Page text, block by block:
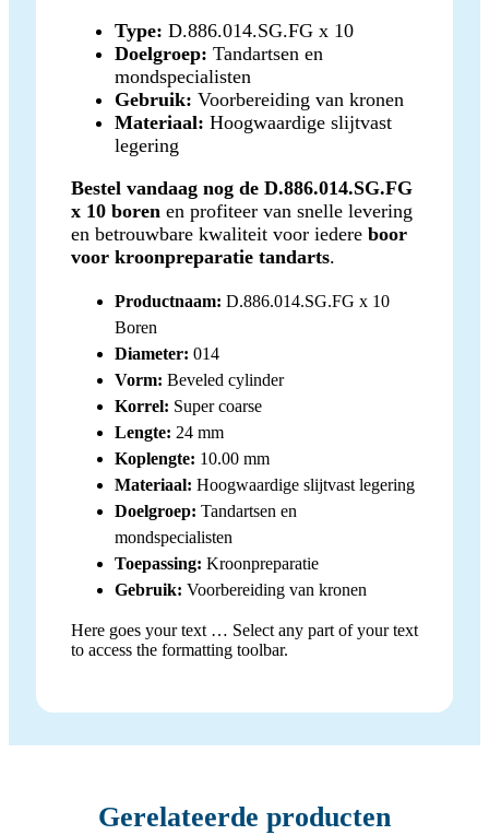
Type: D.886.014.SG.FG x 10
Doelgroep: Tandartsen en
mondspecialisten
Gebruik: Voorbereiding van kronen
Materiaal: Hoogwaardige slijtvast
legering
Bestel vandaag nog de D.886.014.SG.FG
x 10 boren en profiteer van snelle levering
en betrouwbare kwaliteit voor iedere boor
voor kroonpreparatie tandarts.
Productnaam: D.886.014.SG.FG x 10
Boren
Diameter: 014
Vorm: Beveled cylinder
Korrel: Super coarse
Lengte: 24 mm
Koplengte: 10.00 mm
Materiaal: Hoogwaardige slijtvast legering
Doelgroep: Tandartsen en
mondspecialisten
Toepassing: Kroonpreparatie
Gebruik: Voorbereiding van kronen
Here goes your text … Select any part of your text
to access the formatting toolbar.
Gerelateerde producten